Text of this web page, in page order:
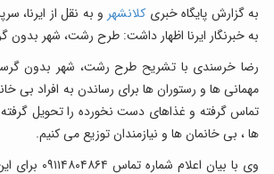
به گزارش پایگاه خبری کلانشهر و به نقل از ایرنا،
به خبرنگار ایرنا اظهار داشت: طرح رشت، شهر بدون
رضا خرسندی با تشریح طرح رشت، شهر بدون
مهمانی ها و رستوران ها برای رساندن به افراد بی
تماس گرفته و غذاهای دست نخورده را تحویل
ها ، بی خانمان ها و نیازمندان توزیع می کنیم.
وی با